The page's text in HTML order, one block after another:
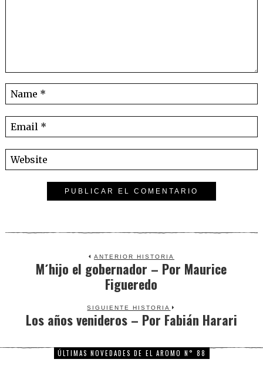
ANTERIOR HISTORIA
Previous
post:
M´hijo el gobernador – Por Maurice
Figueredo
SIGUIENTE HISTORIA
Next
Los años venideros – Por Fabián Harari
ÚLTIMAS NOVEDADES DE EL AROMO N° 88